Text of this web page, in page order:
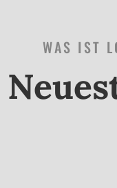
WAS IST